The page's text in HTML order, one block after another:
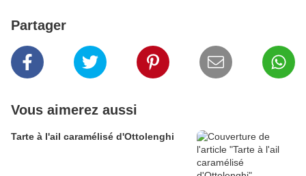
Partager
Vous aimerez aussi
Tarte à l'ail caramélisé d'Ottolenghi